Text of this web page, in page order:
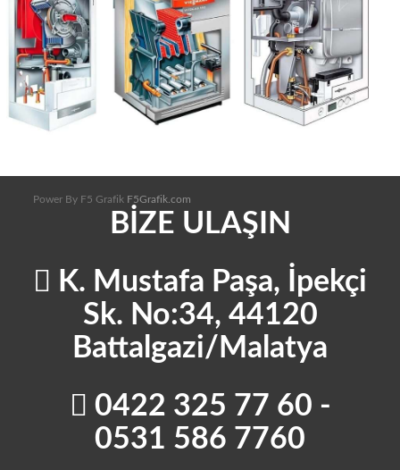
Power By F5 Grafik F5Grafik.com
BİZE ULAŞIN
K. Mustafa Paşa, İpekçi
Sk. No:34, 44120
Battalgazi/Malatya
0422 325 77 60 -
0531 586 7760